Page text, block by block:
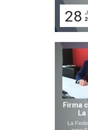
28
Firma
La